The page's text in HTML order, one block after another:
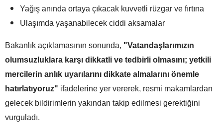
Yağış anında ortaya çıkacak kuvvetli rüzgar ve fırtına
Ulaşımda yaşanabilecek ciddi aksamalar
Bakanlık açıklamasının sonunda, "Vatandaşlarımızın
olumsuzluklara karşı dikkatli ve tedbirli olmasını; yetkili
mercilerin anlık uyarılarını dikkate almalarını önemle
hatırlatıyoruz" ifadelerine yer vererek, resmi makamlardan
gelecek bildirimlerin yakından takip edilmesi gerektiğini
vurguladı.